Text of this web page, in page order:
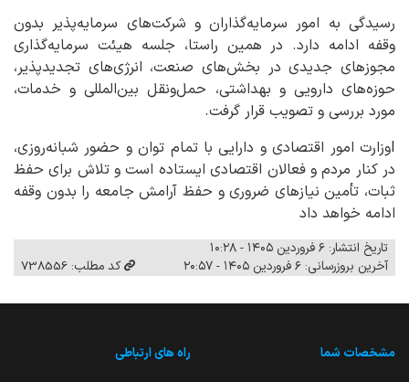
رسیدگی به امور سرمایه‌گذاران و شرکت‌های سرمایه‌پذیر بدون
وقفه ادامه دارد. در همین راستا، جلسه هیئت سرمایه‌گذاری
مجوزهای جدیدی در بخش‌های صنعت، انرژی‌های تجدیدپذیر،
حوزه‌های دارویی و بهداشتی، حمل‌ونقل بین‌المللی و خدمات،
مورد بررسی و تصویب قرار گرفت.
Iوزارت امور اقتصادی و دارایی با تمام توان و حضور شبانه‌روزی،
در کنار مردم و فعالان اقتصادی ایستاده است و تلاش برای حفظ
ثبات، تأمین نیازهای ضروری و حفظ آرامش جامعه را بدون وقفه
ادامه خواهد داد
تاریخ انتشار: ۶ فروردین ۱۴۰۵ - ۱۰:۲۸
آخرین بروزرسانی: ۶ فروردین ۱۴۰۵ - ۲۰:۵۷
کد مطلب: 738556
مشخصات شما راه های ارتباطی